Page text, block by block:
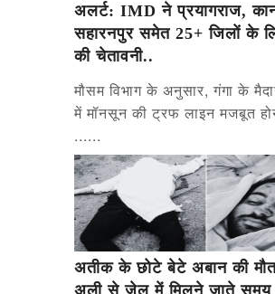
अलर्ट: IMD ने प्रयागराज,
सहारनपुर समेत 25+ जिलों के
की चेतावनी..
मौसम विभाग के अनुसार, गंगा के
में मॉनसून की ट्रफ लाइन मजबूत
......
अतीक के छोटे बेटे अबान की
अली से जेल में मिलने जाते समय